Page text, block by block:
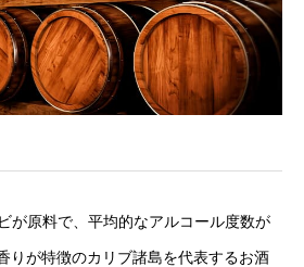
が原料で、平均的なアルコール度数が
りが特徴のカリブ諸島を代表するお酒